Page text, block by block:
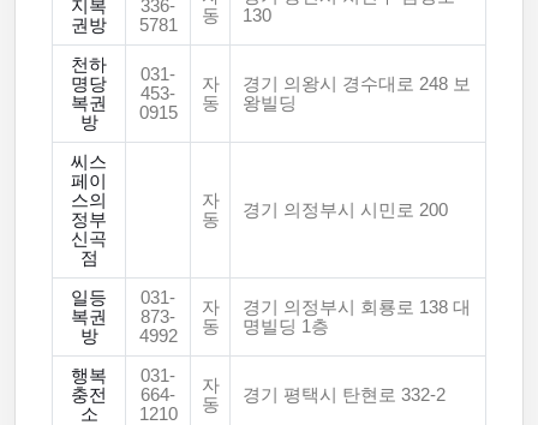
지복
권방
336-
5781
동
130
천하
명당
복권
방
031-
453-
0915
자
동
경기 의왕시 경수대로 248 보
왕빌딩
씨스
페이
스의
정부
신곡
점
자
동
경기 의정부시 시민로 200
일등
복권
방
031-
873-
4992
자
동
경기 의정부시 회룡로 138 대
명빌딩 1층
행복
충전
소
031-
664-
1210
자
동
경기 평택시 탄현로 332-2